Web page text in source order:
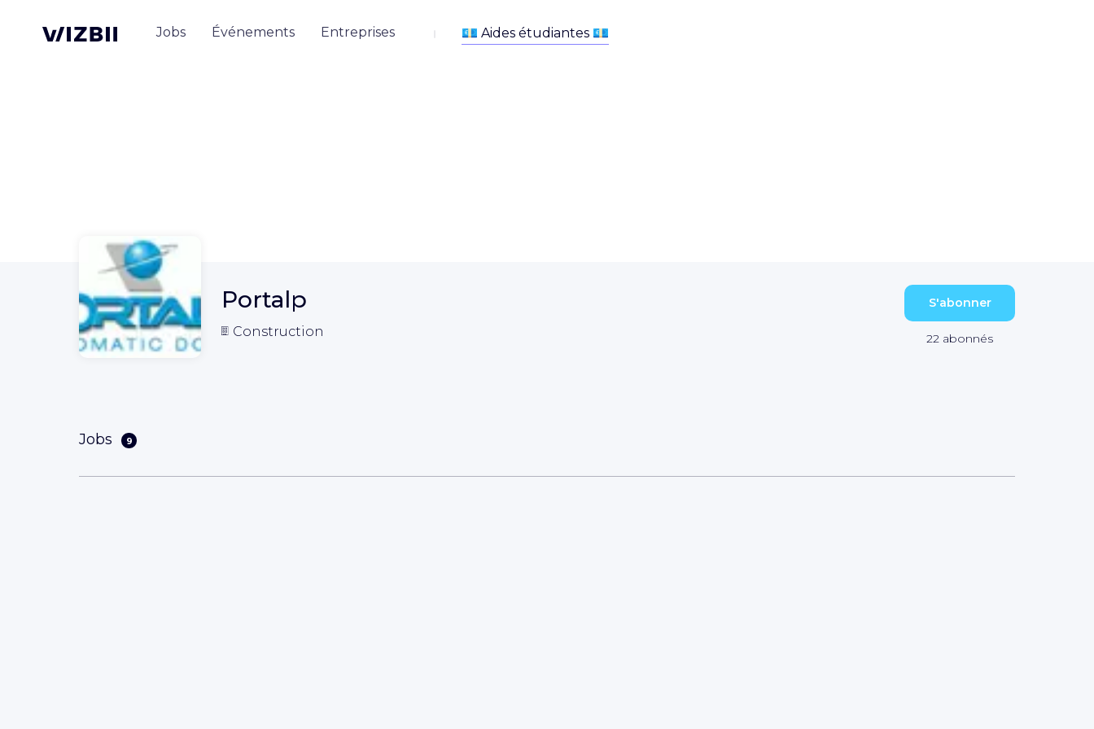
Jobs Événements Entreprises
Portalp
Construction
S'abonner
22 abonnés
Jobs 9